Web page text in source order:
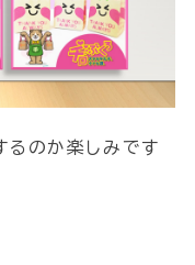
るのか楽しみです